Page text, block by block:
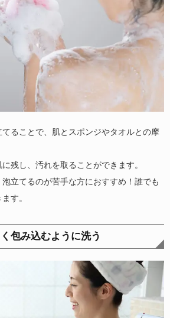
ることで、肌とスポンジやタオルとの摩
残し、汚れを取ることができます。
立てるのが苦手な方におすすめ！誰でも
す。
み込むように洗う